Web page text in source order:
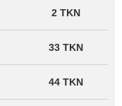
2 TKN
33 TKN
44 TKN